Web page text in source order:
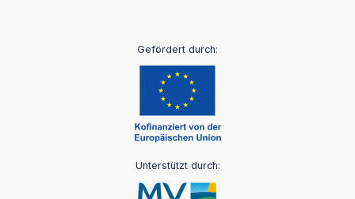
Gefördert durch:
Unterstützt durch: